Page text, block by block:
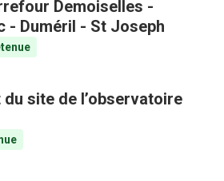
Demoiselles -
- Duméril - St Joseph
site de l’observatoire